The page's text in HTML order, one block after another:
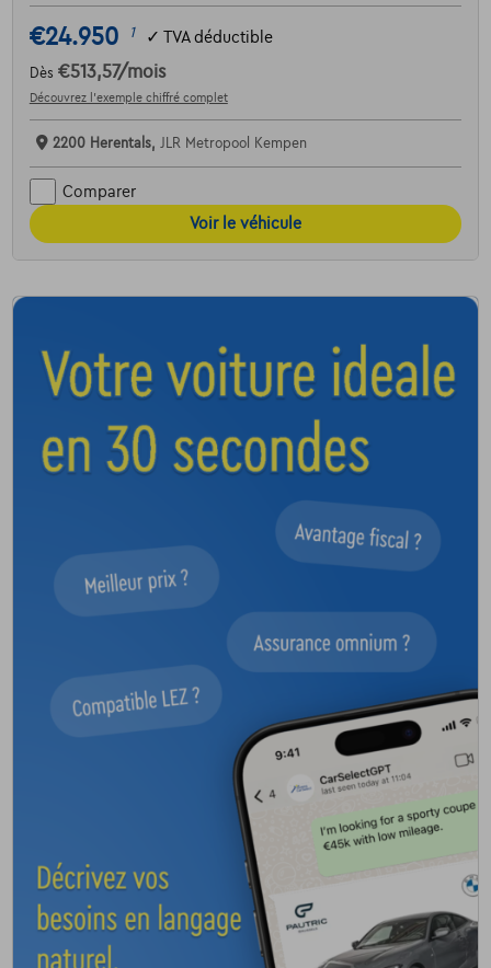
€24.950 1 ✓ TVA déductible
Dès €513,57/mois
Découvrez l’exemple chiffré complet
2200 Herentals, JLR Metropool Kempen
Comparer
Voir le véhicule